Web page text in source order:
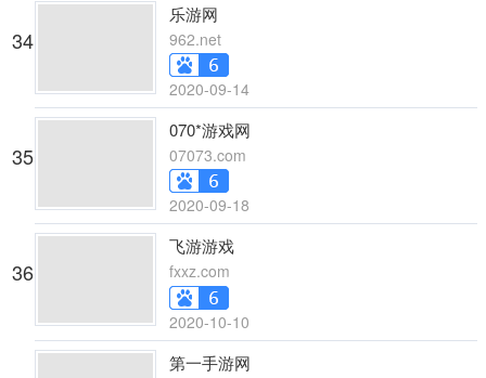
34
乐游网
962.net
2020-09-14
35
070*游戏网
07073.com
2020-09-18
36
飞游游戏
fxxz.com
2020-10-10
第一手游网